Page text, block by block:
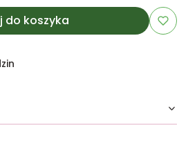
do koszyka